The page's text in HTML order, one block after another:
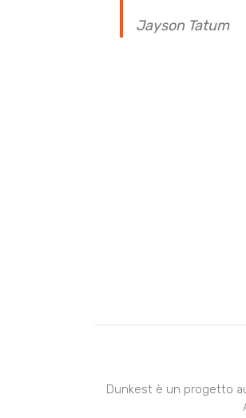
Jayson Tatum
Dunkest è un progetto